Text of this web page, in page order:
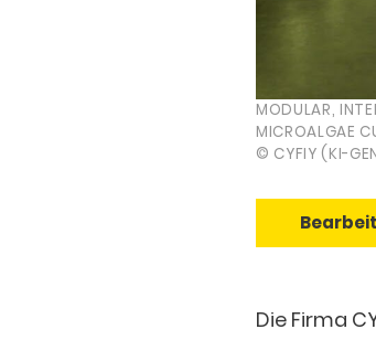
MODULAR,
MICROALGAE
© CYFIY (KI-
Die Firma